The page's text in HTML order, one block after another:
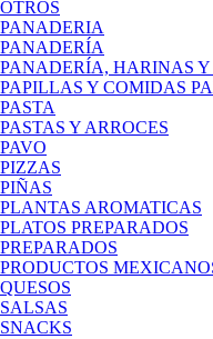
OTROS
PANADERIA
PANADERÍA
PANADERÍA, HARINAS Y
PAPILLAS Y COMIDAS
PASTA
PASTAS Y ARROCES
PAVO
PIZZAS
PIÑAS
PLANTAS AROMATICAS
PLATOS PREPARADOS
PREPARADOS
PRODUCTOS
QUESOS
SALSAS
SNACKS